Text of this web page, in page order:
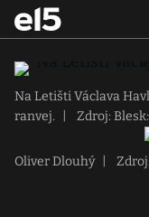
Na Letišti Václava
ranvej.
Zdroj:
Oliver Dlouhý